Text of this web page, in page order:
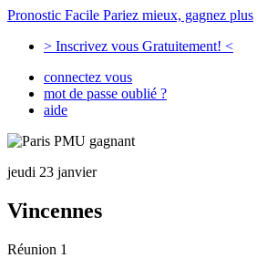
Pronostic Facile Pariez mieux, gagnez plus
> Inscrivez vous Gratuitement! <
connectez vous
mot de passe oublié ?
aide
jeudi 23 janvier
Vincennes
Réunion 1